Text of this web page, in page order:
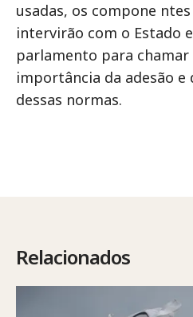
usadas, os compone
intervirão com o Estado
parlamento para chamar
importância da adesão
dessas normas.
Relacionados